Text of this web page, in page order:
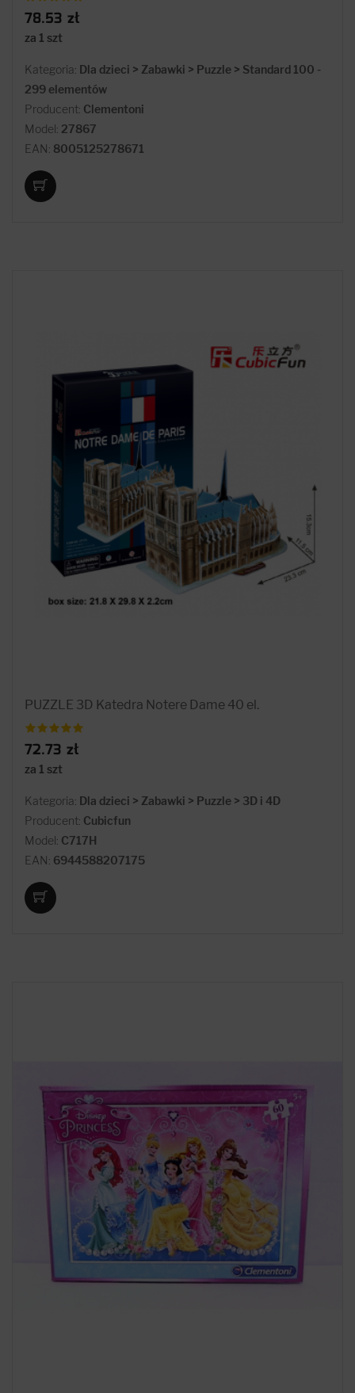
78.53 zł
za 1 szt
Kategoria: Dla dzieci > Zabawki > Puzzle > Standard 100 -
299 elementów
Producent: Clementoni
Model: 27867
EAN: 8005125278671
PUZZLE 3D Katedra Notere Dame 40 el.
72.73 zł
za 1 szt
Kategoria: Dla dzieci > Zabawki > Puzzle > 3D i 4D
Producent: Cubicfun
Model: C717H
EAN: 6944588207175